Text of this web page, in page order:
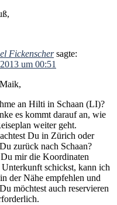
Fickenscher sagte:
um 00:51
an Hilti in Schaan (LI)?
es kommt darauf an, wie
weiter geht.
Du in Zürich oder
zurück nach Schaan?
mir die Koordinaten
Unterkunft schickst, kann ich
der Nähe empfehlen und
möchtest auch reservieren